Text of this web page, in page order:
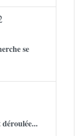
se
déroulée...